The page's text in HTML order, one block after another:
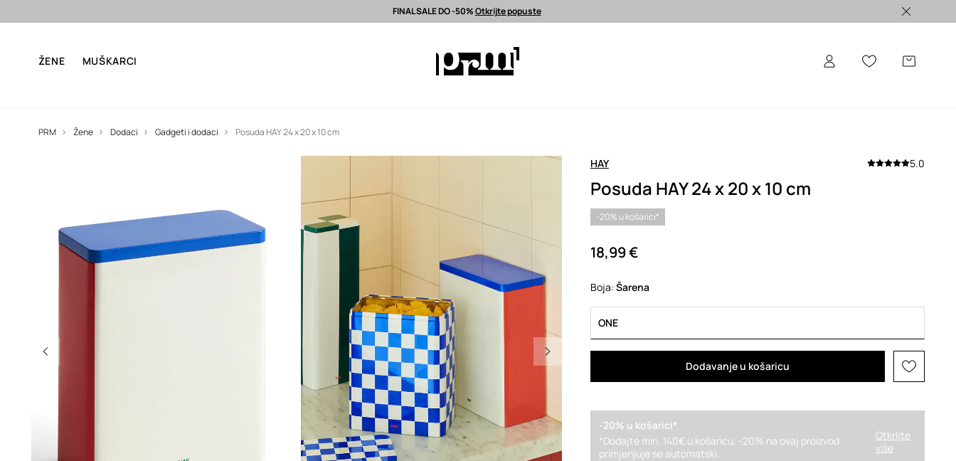
Besplatna dostava od 80 EUR > Odabrane premium modne marke >
FINAL SALE DO -50%Otkrijte popuste
ŽENE MUŠKARCI
PRM Žene Dodaci Gadgeti i dodaci Posuda HAY 24 x 20 x 10 cm
HAY 5.0
Posuda HAY 24 x 20 x 10 cm
-20% u košarici*
18,99 €
Boja: šarena
ONE
Dodavanje u košaricu
-20% u košarici*
*Dodajte min. 140€ u košaricu, -20% na ovaj proizvod
primjenjuje se automatski.
Otkrijte
više